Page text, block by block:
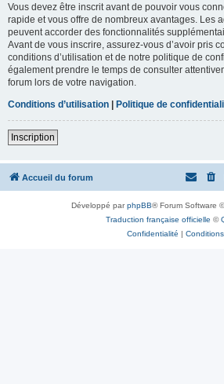
Vous devez être inscrit avant de pouvoir vous
rapide et vous offre de nombreux avantages. Les
peuvent accorder des fonctionnalités
Avant de vous inscrire, assurez-vous d’avoir pris
conditions d’utilisation et de notre politique de
également prendre le temps de consulter
forum lors de votre navigation.
Conditions d’utilisation | Politique de
Inscription
Accueil du forum
Développé parphpBB® Forum Software
Traduction française officielle ©
Confidentialité | Conditions